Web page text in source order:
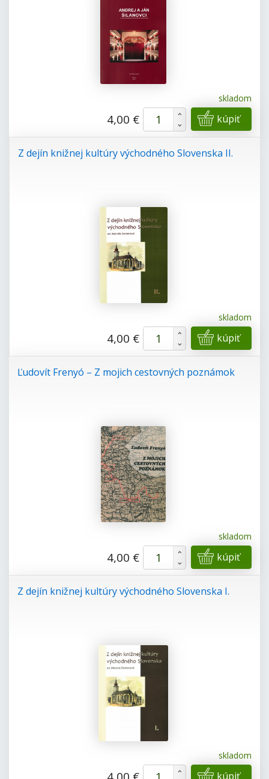
skladom
+
-
kúpiť
4,00 €
Z dejín knižnej kultúry východného Slovenska II.
skladom
+
-
kúpiť
4,00 €
Ľudovít Frenyó – Z mojich cestovných poznámok
skladom
+
-
kúpiť
4,00 €
Z dejín knižnej kultúry východného Slovenska I.
skladom
+
kúpiť